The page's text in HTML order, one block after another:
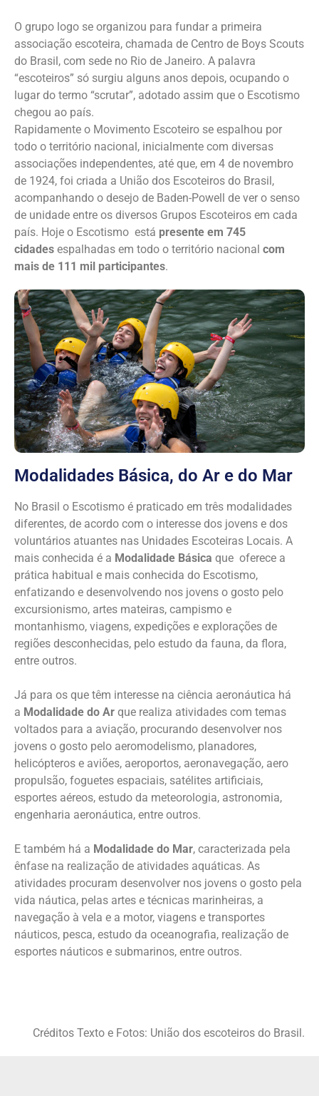
O grupo logo se organizou para fundar a primeira
associação escoteira, chamada de Centro de Boys Scouts
do Brasil, com sede no Rio de Janeiro. A palavra
“escoteiros” só surgiu alguns anos depois, ocupando o
lugar do termo “scrutar”, adotado assim que o Escotismo
chegou ao país.
Rapidamente o Movimento Escoteiro se espalhou por
todo o território nacional, inicialmente com diversas
associações independentes, até que, em 4 de novembro
de 1924, foi criada a União dos Escoteiros do Brasil,
acompanhando o desejo de Baden-Powell de ver o senso
de unidade entre os diversos Grupos Escoteiros em cada
país. Hoje o Escotismo está presente em 745
cidades espalhadas em todo o território nacional com
mais de 111 mil participantes.
Modalidades Básica, do Ar e do Mar
No Brasil o Escotismo é praticado em três modalidades
diferentes, de acordo com o interesse dos jovens e dos
voluntários atuantes nas Unidades Escoteiras Locais. A
mais conhecida é a Modalidade Básica que oferece a
prática habitual e mais conhecida do Escotismo,
enfatizando e desenvolvendo nos jovens o gosto pelo
excursionismo, artes mateiras, campismo e
montanhismo, viagens, expedições e explorações de
regiões desconhecidas, pelo estudo da fauna, da flora,
entre outros.
Já para os que têm interesse na ciência aeronáutica há
a Modalidade do Ar que realiza atividades com temas
voltados para a aviação, procurando desenvolver nos
jovens o gosto pelo aeromodelismo, planadores,
helicópteros e aviões, aeroportos, aeronavegação, aero
propulsão, foguetes espaciais, satélites artificiais,
esportes aéreos, estudo da meteorologia, astronomia,
engenharia aeronáutica, entre outros.
E também há a Modalidade do Mar, caracterizada pela
ênfase na realização de atividades aquáticas. As
atividades procuram desenvolver nos jovens o gosto pela
vida náutica, pelas artes e técnicas marinheiras, a
navegação à vela e a motor, viagens e transportes
náuticos, pesca, estudo da oceanografia, realização de
esportes náuticos e submarinos, entre outros.
Créditos Texto e Fotos: União dos escoteiros do Brasil.